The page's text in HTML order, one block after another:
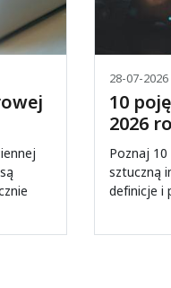
28-07-2026
10
2026
Poznaj
sztuczną
definicje i